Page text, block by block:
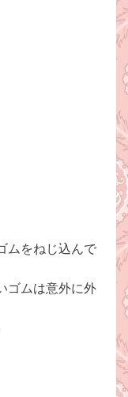
ムをねじ込んで
ゴムは意外に外